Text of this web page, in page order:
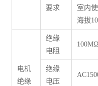
要求
室内
海拔
电机
绝缘
绝缘
电阻
100MΩ
绝缘
电压